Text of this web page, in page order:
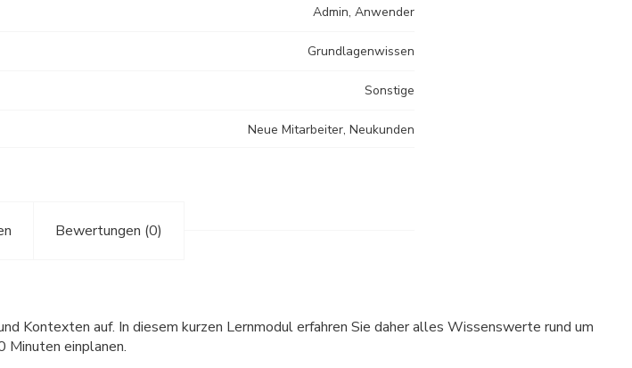
Admin, Anwender
Grundlagenwissen
Sonstige
Neue Mitarbeiter, Neukunden
Bewertungen (0)
Kontexten auf. In diesem kurzen Lernmodul erfahren Sie daher alles Wissenswerte rund um
Minuten einplanen.